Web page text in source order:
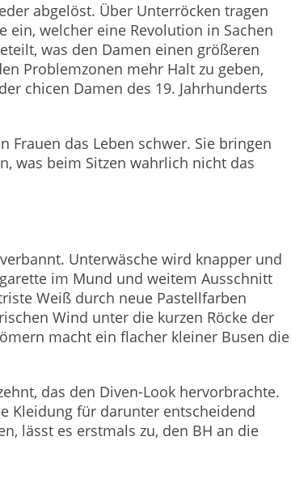
abgelöst. Über Unterröcken tragen
ein, welcher eine Revolution in Sachen
was den Damen einen größeren
Problemzonen mehr Halt zu geben,
chicen Damen des 19. Jahrhunderts
Frauen das Leben schwer. Sie bringen
was beim Sitzen wahrlich nicht das
Unterwäsche wird knapper und
im Mund und weitem Ausschnitt
Weiß durch neue Pastellfarben
Wind unter die kurzen Röcke der
macht ein flacher kleiner Busen die
das den Diven-Look hervorbrachte.
Kleidung für darunter entscheidend
lässt es erstmals zu, den BH an die